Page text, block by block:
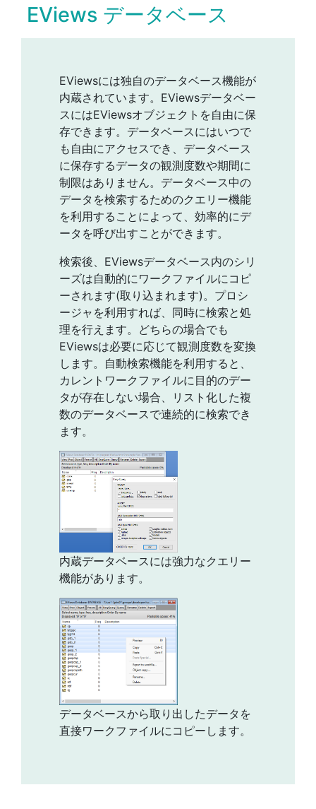
EViews データベース
EViewsには独自のデータベース機能が
内蔵されています。EViewsデータベー
スにはEViewsオブジェクトを自由に保
存できます。データベースにはいつで
も自由にアクセスでき、データベース
に保存するデータの観測度数や期間に
制限はありません。データベース中の
データを検索するためのクエリー機能
を利用することによって、効率的にデ
ータを呼び出すことができます。
検索後、EViewsデータベース内のシリ
ーズは自動的にワークファイルにコピ
ーされます(取り込まれます)。プロシ
ージャを利用すれば、同時に検索と処
理を行えます。どちらの場合でも
EViewsは必要に応じて観測度数を変換
します。自動検索機能を利用すると、
カレントワークファイルに目的のデー
タが存在しない場合、リスト化した複
数のデータベースで連続的に検索でき
ます。
内蔵データベースには強力なクエリー
機能があります。
データベースから取り出したデータを
直接ワークファイルにコピーします。